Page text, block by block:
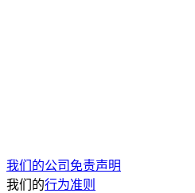
我们的公司免责声明
我们的行为准则